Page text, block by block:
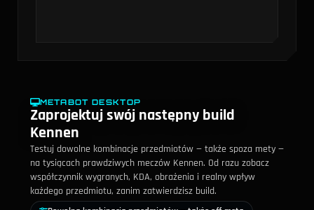
METABOT DESKTOP
Zaprojektuj swój następny build
Kennen
Testuj dowolne kombinacje przedmiotów — także spoza mety —
na tysiącach prawdziwych meczów Kennen. Od razu zobacz
współczynnik wygranych, KDA, obrażenia i realny wpływ
każdego przedmiotu, zanim zatwierdzisz build.